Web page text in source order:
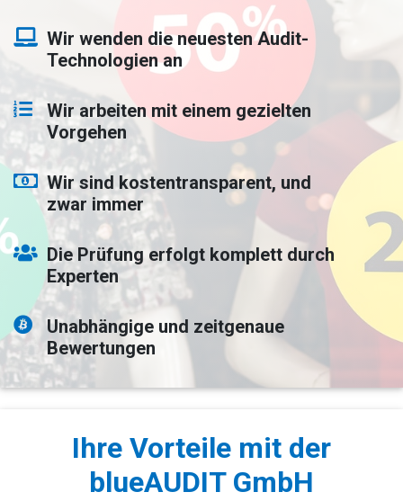
Wir wenden die neuesten Audit-
Technologien an
Wir arbeiten mit einem gezielten
Vorgehen
Wir sind kostentransparent, und
zwar immer
Die Prüfung erfolgt komplett durch
Experten
Unabhängige und zeitgenaue
Bewertungen
Ihre Vorteile mit der
blueAUDIT GmbH